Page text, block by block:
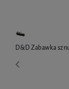
D&D Zabawka